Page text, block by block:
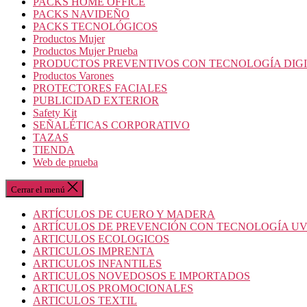
PACKS NAVIDEÑO
PACKS TECNOLÓGICOS
Productos Mujer
Productos Mujer Prueba
PRODUCTOS PREVENTIVOS CON TECNOLOGÍA
Productos Varones
PROTECTORES FACIALES
PUBLICIDAD EXTERIOR
Safety Kit
SEÑALÉTICAS CORPORATIVO
TAZAS
TIENDA
Web de prueba
Cerrar el menú
ARTÍCULOS DE CUERO Y MADERA
ARTÍCULOS DE PREVENCIÓN CON TECNOLOGÍA UV
ARTICULOS ECOLOGICOS
ARTICULOS IMPRENTA
ARTICULOS INFANTILES
ARTICULOS NOVEDOSOS E IMPORTADOS
ARTICULOS PROMOCIONALES
ARTICULOS TEXTIL